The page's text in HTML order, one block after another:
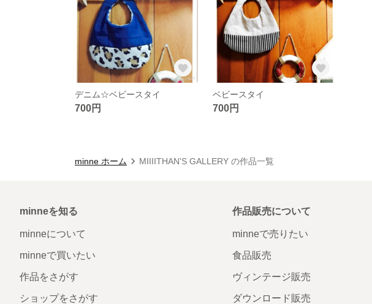
デニム☆ベビースタイ
700円
ベビースタイ
700円
minne ホーム MIIIITHAN'S GALLERY の作品一覧
minneを知る
minneについて
minneで買いたい
作品をさがす
ショップをさがす
作品販売について
minneで売りたい
食品販売
ヴィンテージ販売
ダウンロード販売